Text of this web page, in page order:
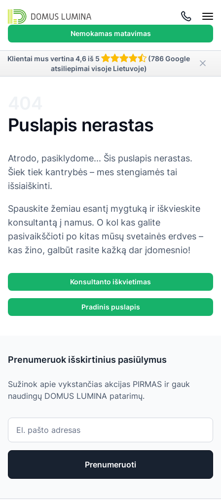
Nemokamas matavimas
Klientai mus vertina 4,6 iš 5
(786 Google
atsiliepimai visoje Lietuvoje)
Puslapis nerastas
Atrodo, pasiklydome... Šis puslapis nerastas.
Šiek tiek kantrybės – mes stengiamės tai
išsiaiškinti.
Spauskite žemiau esantį mygtuką ir iškvieskite
konsultantą į namus. O kol kas galite
pasivaikščioti po kitas mūsų svetainės erdves –
kas žino, galbūt rasite kažką dar įdomesnio!
Konsultanto iškvietimas
Pradinis puslapis
Prenumeruok išskirtinius pasiūlymus
Sužinok apie vykstančias akcijas PIRMAS ir gauk
naudingų DOMUS LUMINA patarimų.
Prenumeruoti